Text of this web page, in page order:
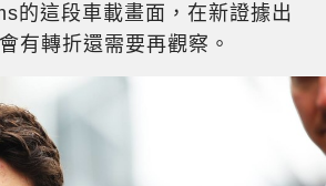
的這段車載畫面，在新證據出
有轉折還需要再觀察。